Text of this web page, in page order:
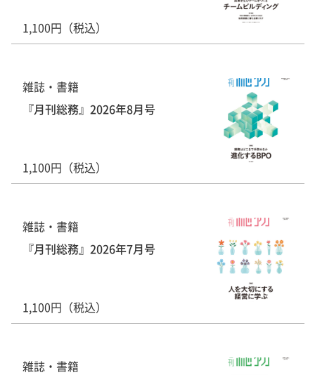
1,100円（税込）
雑誌・書籍
『月刊総務』2026年8月号
1,100円（税込）
雑誌・書籍
『月刊総務』2026年7月号
1,100円（税込）
雑誌・書籍